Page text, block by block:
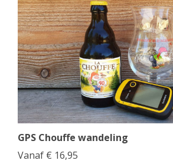
GPS Chouffe wandeling
Vanaf € 16,95